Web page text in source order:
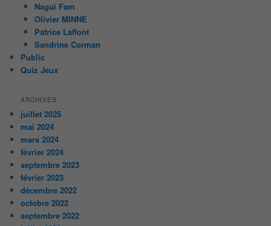
Nagui Fam
Olivier MINNE
Patrice Laffont
Sandrine Corman
Public
Quiz Jeux
ARCHIVES
juillet 2025
mai 2024
mars 2024
février 2024
septembre 2023
février 2023
décembre 2022
octobre 2022
septembre 2022